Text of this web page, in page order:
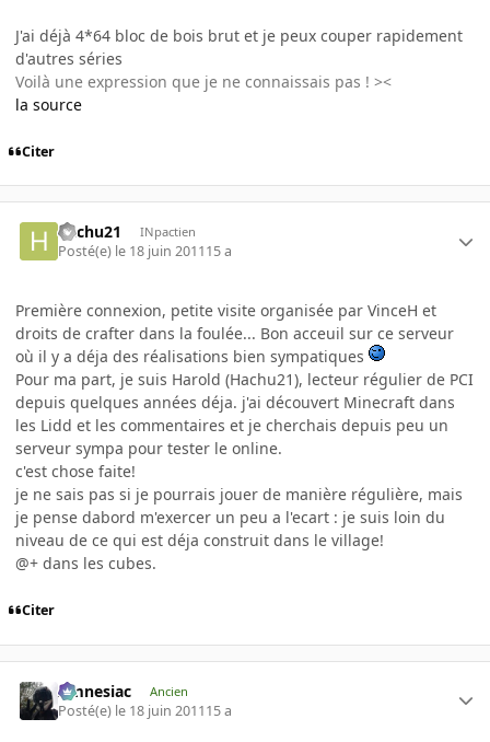
J'ai déjà 4*64 bloc de bois brut et je peux couper rapidement
d'autres séries
Voilà une expression que je ne connaissais pas ! ><
la source
Citer
hachu21 INpactien
Posté(e) le 18 juin 201115 a
Première connexion, petite visite organisée par VinceH et
droits de crafter dans la foulée... Bon acceuil sur ce serveur
où il y a déja des réalisations bien sympatiques
Pour ma part, je suis Harold (Hachu21), lecteur régulier de PCI
depuis quelques années déja. j'ai découvert Minecraft dans
les Lidd et les commentaires et je cherchais depuis peu un
serveur sympa pour tester le online.
c'est chose faite!
je ne sais pas si je pourrais jouer de manière régulière, mais
je pense dabord m'exercer un peu a l'ecart : je suis loin du
niveau de ce qui est déja construit dans le village!
@+ dans les cubes.
Citer
Amnesiac Ancien
Posté(e) le 18 juin 201115 a